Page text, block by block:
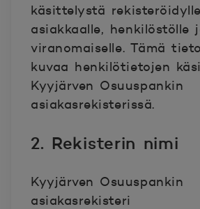
käsittelystä
asiakkaalle, henkilöstölle
viranomaiselle. Tämä
kuvaa henkilötietojen
Kyyjärven Osuuspankin
asiakasrekisterissä.
2. Rekisterin nimi
Kyyjärven Osuuspankin
asiakasrekisteri